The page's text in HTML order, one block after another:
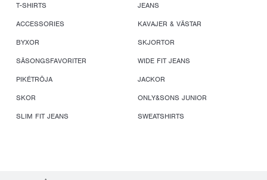
T-SHIRTS
JEANS
ACCESSORIES
KAVAJER & VÄSTAR
BYXOR
SKJORTOR
SÄSONGSFAVORITER
WIDE FIT JEANS
PIKÉTRÖJA
JACKOR
SKOR
ONLY&SONS JUNIOR
SLIM FIT JEANS
SWEATSHIRTS